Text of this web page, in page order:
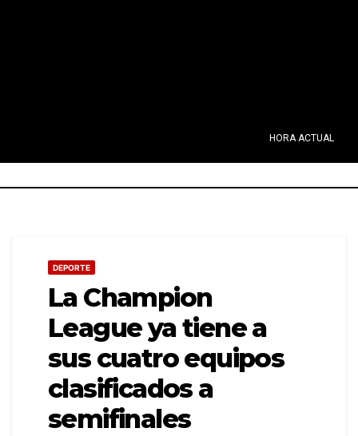
HORA ACTUAL
DEPORTE
La Champion
League ya tiene a
sus cuatro equipos
clasificados a
semifinales